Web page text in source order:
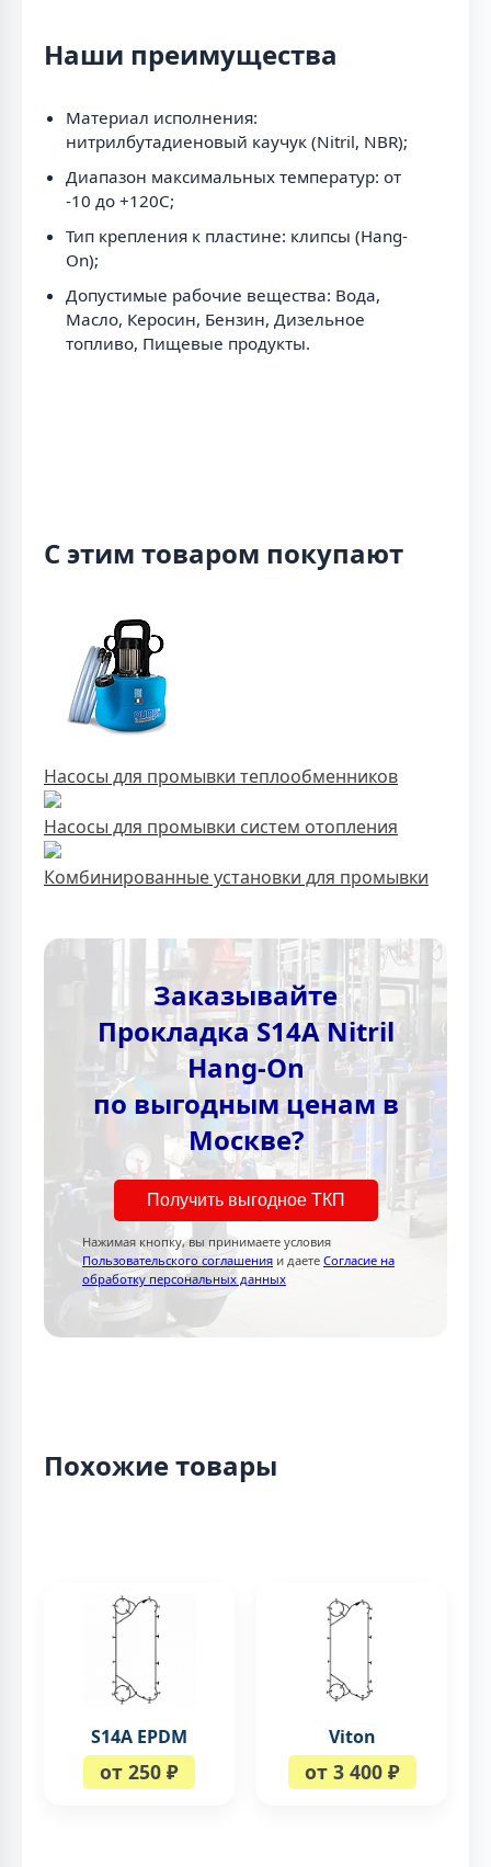
Наши преимущества
Материал исполнения:
нитрилбутадиеновый каучук (Nitril, NBR);
Диапазон максимальных температур: от
-10 до +120C;
Тип крепления к пластине: клипсы (Hang-
On);
Допустимые рабочие вещества: Вода,
Масло, Керосин, Бензин, Дизельное
топливо, Пищевые продукты.
С этим товаром покупают
Насосы для промывки теплообменников
Насосы для промывки систем отопления
Комбинированные установки для промывки
Заказывайте
Прокладка S14A Nitril
Hang-On
по выгодным ценам в
Москве?
Получить выгодное ТКП
Нажимая кнопку, вы принимаете условия
Пользовательского соглашения и даете Согласие на
обработку персональных данных
Похожие товары
S14A EPDM
от 250 ₽
Viton
от 3 400 ₽